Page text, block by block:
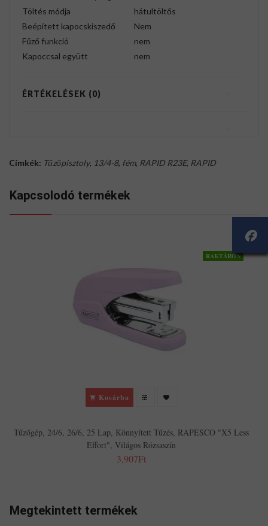
Töltés módja
hátultöltős
Beépített kapocskiszedő
Nem
Fűző funkció
nem
Kapoccsal együtt
nem
ÉRTÉKELÉSEK (0)
Címkék: Tűzőpisztoly, 13/4-8, fém, RAPID R23E, RAPID
Kapcsolodó termékek
RAKTÁRON
Kosárba
Tűzőgép, 24/6, 26/6, 25 Lap, Könnyített Tűzés, RAPESCO "X5 Less
Effort", Világos Rózsaszín
3,907Ft
Megtekintett termékek